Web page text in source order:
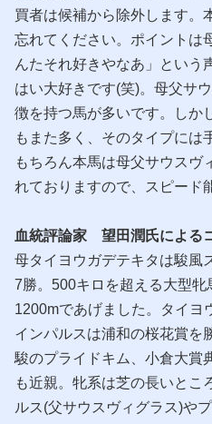
買者は候補から除外します。
忘れてください。ポイントは
んたそれ好きやなあ」という
はい大好きです(笑)。母父サ
徴を持つ馬が多いです。しか
もまた多く、そのタイプには
もちろん本馬は母父サウスヴ
れておりますので、スピード
血統評論家 望田潤氏による
母タイヨウガデテキタは駿風
7勝。500キロを超える大型牝
1200mであげました。タイヨ
インパルスは浦和の桜花賞を
駿のプライドキム、小倉大賞
も近親。牝系は芝の長いとこ
ルス(父サウスヴィグラス)や